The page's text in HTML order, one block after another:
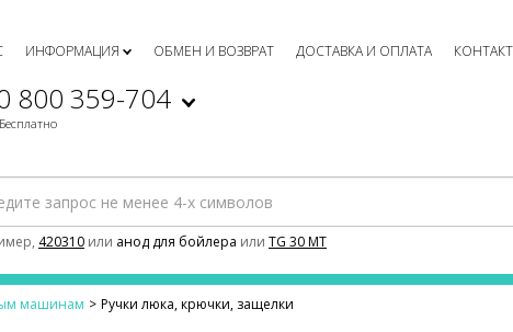
ИНФОРМАЦИЯ ОБМЕН И ВОЗВРАТ ДОСТАВКА И ОПЛАТА
800 359-704
Бесплатно
420310 или анод для бойлера или TG 30 MT
машинам Ручки люка, крючки, защелки